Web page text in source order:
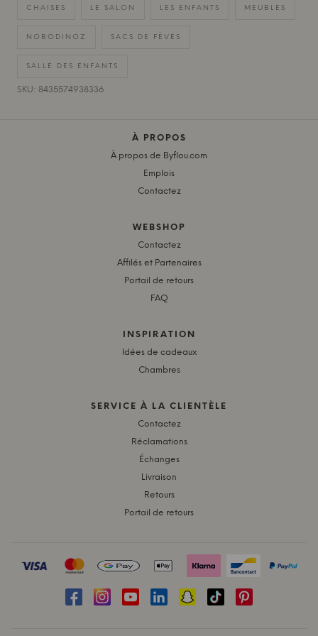
CHAISES LE SALON LES ENFANTS MEUBLES
NOBODINOZ SACS DE FÈVES
SALLE DES ENFANTS
SKU: 8435574938336
À PROPOS
À propos de Byflou.com
Emplois
Contactez
WEBSHOP
Contactez
Affilés et Partenaires
Portail de retours
FAQ
INSPIRATION
Idées de cadeaux
Chambres
SERVICE À LA CLIENTÈLE
Contactez
Réclamations
Échanges
Livraison
Retours
Portail de retours